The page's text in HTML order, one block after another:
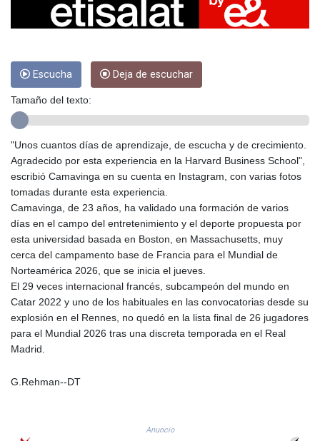
FKP 0.8566
GBP 0.856968
GHS 13.526832
GIP 0.8566
GNF 10123.874202
GYD 241.157003
HKD 9.067746
HNL 30.895616
HRK 7.536622
HTG 150.718127
HUF 363.096405
IDR 20580.370421
ILS 3.468234
IMP 0.8566
INR 110.076256
IQD 1509.981237
IRR
1590322.371805
KES 149.158147
Escucha Deja de escuchar
Tamaño del texto:
"Unos cuantos días de aprendizaje, de escucha y de crecimiento.
Agradecido por esta experiencia en la Harvard Business School",
escribió Camavinga en su cuenta en Instagram, con varias fotos
tomadas durante esta experiencia.
Camavinga, de 23 años, ha validado una formación de varios
días en el campo del entretenimiento y el deporte propuesta por
esta universidad basada en Boston, en Massachusetts, muy
cerca del campamento base de Francia para el Mundial de
Norteamérica 2026, que se inicia el jueves.
El 29 veces internacional francés, subcampeón del mundo en
Catar 2022 y uno de los habituales en las convocatorias desde su
explosión en el Rennes, no quedó en la lista final de 26 jugadores
para el Mundial 2026 tras una discreta temporada en el Real
Madrid.
G.Rehman--DT
Anuncio